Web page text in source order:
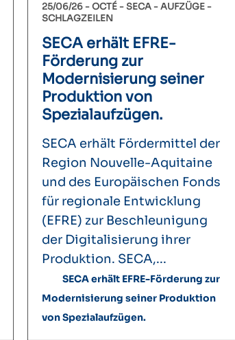
25/06/26 -OCTÉ SECA
AUFZÜGE
SCHLAGZEILEN
SECA erhält EFRE-
Förderung zur
Modernisierung seiner
Produktion von
Spezialaufzügen.
SECA erhält Fördermittel der
Region Nouvelle-Aquitaine
und des Europäischen Fonds
für regionale Entwicklung
(EFRE) zur Beschleunigung
der Digitalisierung ihrer
Produktion. SECA,...
SECA erhält EFRE-Förderung zur
Modernisierung seiner Produktion
von Spezialaufzügen.